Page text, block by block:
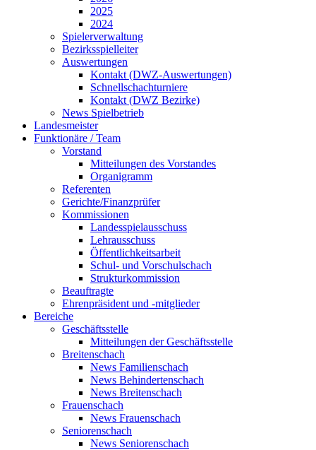
2025
2024
Spielerverwaltung
Bezirksspielleiter
Auswertungen
Kontakt (DWZ-Auswertungen)
Schnellschachturniere
Kontakt (DWZ Bezirke)
News Spielbetrieb
Landesmeister
Funktionäre / Team
Vorstand
Mitteilungen des Vorstandes
Organigramm
Referenten
Gerichte/Finanzprüfer
Kommissionen
Landesspielausschuss
Lehrausschuss
Öffentlichkeitsarbeit
Schul- und Vorschulschach
Strukturkommission
Beauftragte
Ehrenpräsident und -mitglieder
Bereiche
Geschäftsstelle
Mitteilungen der Geschäftsstelle
Breitenschach
News Familienschach
News Behindertenschach
News Breitenschach
Frauenschach
News Frauenschach
Seniorenschach
News Seniorenschach